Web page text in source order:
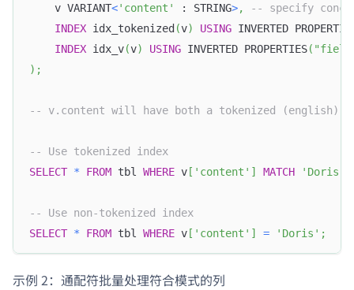
    v VARIANT
<'content' : STRING>,
-- specify
INDEX idx_tokenized (v) USING INVERTED
INDEX idx_v(v) USING INVERTED PROPERTIES(
) ;
-- v.content will have both a tokenized (english)
-- Use tokenized index
SELECT * FROM tbl WHERE v [ 'content' ] MATCH 'Doris'
-- Use non-tokenized index
SELECT * FROM tbl WHERE v [ 'content' ] = 'Doris' ;
示例 2：通配符批量处理符合模式的列